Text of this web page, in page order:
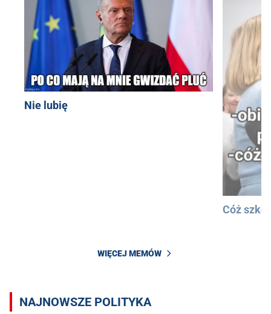
Nie lubię
Cóż
WIĘCEJ MEMÓW
NAJNOWSZE POLITYKA